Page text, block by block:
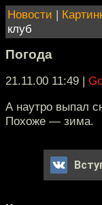
Новости |
клуб
Погода
21.11.00 11:49 |
А наутро выпал
Похоже — зима.